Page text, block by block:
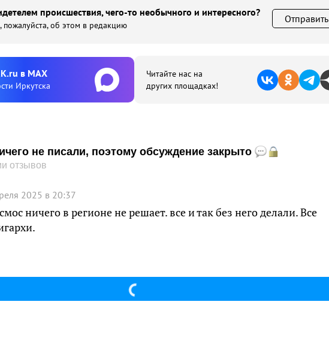
происшествия, чего-то необычного и интересного?
об этом в редакцию
Отправить
в MAX
Иркутска
Читайте нас на
других площадках!
не писали, поэтому обсуждение закрыто
отзывов
2025 в 20:37
ничего в регионе не решает. все и так без него делали. Все